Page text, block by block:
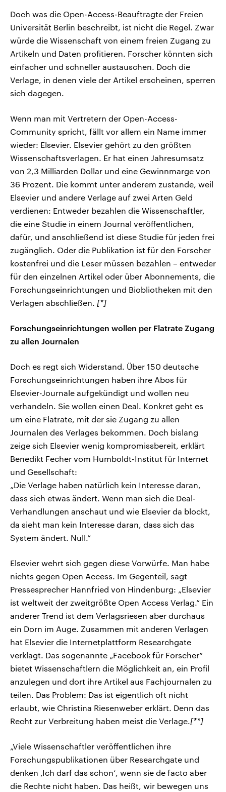
Doch was die Open-Access-Beauftragte der Freien
Universität Berlin beschreibt, ist nicht die Regel. Zwar
würde die Wissenschaft von einem freien Zugang zu
Artikeln und Daten profitieren. Forscher könnten sich
einfacher und schneller austauschen. Doch die
Verlage, in denen viele der Artikel erscheinen, sperren
sich dagegen.
Wenn man mit Vertretern der Open-Access-
Community spricht, fällt vor allem ein Name immer
wieder: Elsevier. Elsevier gehört zu den größten
Wissenschaftsverlagen. Er hat einen Jahresumsatz
von 2,3 Milliarden Dollar und eine Gewinnmarge von
36 Prozent. Die kommt unter anderem zustande, weil
Elsevier und andere Verlage auf zwei Arten Geld
verdienen: Entweder bezahlen die Wissenschaftler,
die eine Studie in einem Journal veröffentlichen,
dafür, und anschließend ist diese Studie für jeden frei
zugänglich. Oder die Publikation ist für den Forscher
kostenfrei und die Leser müssen bezahlen – entweder
für den einzelnen Artikel oder über Abonnements, die
Forschungseinrichtungen und Biobliotheken mit den
Verlagen abschließen. [*]
Forschungseinrichtungen wollen per Flatrate Zugang
zu allen Journalen
Doch es regt sich Widerstand. Über 150 deutsche
Forschungseinrichtungen haben ihre Abos für
Elsevier-Journale aufgekündigt und wollen neu
verhandeln. Sie wollen einen Deal. Konkret geht es
um eine Flatrate, mit der sie Zugang zu allen
Journalen des Verlages bekommen. Doch bislang
zeige sich Elsevier wenig kompromissbereit, erklärt
Benedikt Fecher vom Humboldt-Institut für Internet
und Gesellschaft:
„Die Verlage haben natürlich kein Interesse daran,
dass sich etwas ändert. Wenn man sich die Deal-
Verhandlungen anschaut und wie Elsevier da blockt,
da sieht man kein Interesse daran, dass sich das
System ändert. Null.“
Elsevier wehrt sich gegen diese Vorwürfe. Man habe
nichts gegen Open Access. Im Gegenteil, sagt
Pressesprecher Hannfried von Hindenburg: „Elsevier
ist weltweit der zweitgrößte Open Access Verlag.“ Ein
anderer Trend ist dem Verlagsriesen aber durchaus
ein Dorn im Auge. Zusammen mit anderen Verlagen
hat Elsevier die Internetplattform Researchgate
verklagt. Das sogenannte „Facebook für Forscher“
bietet Wissenschaftlern die Möglichkeit an, ein Profil
anzulegen und dort ihre Artikel aus Fachjournalen zu
teilen. Das Problem: Das ist eigentlich oft nicht
erlaubt, wie Christina Riesenweber erklärt. Denn das
Recht zur Verbreitung haben meist die Verlage.[**]
„Viele Wissenschaftler veröffentlichen ihre
Forschungspublikationen über Researchgate und
denken ‚Ich darf das schon‘, wenn sie de facto aber
die Rechte nicht haben. Das heißt, wir bewegen uns